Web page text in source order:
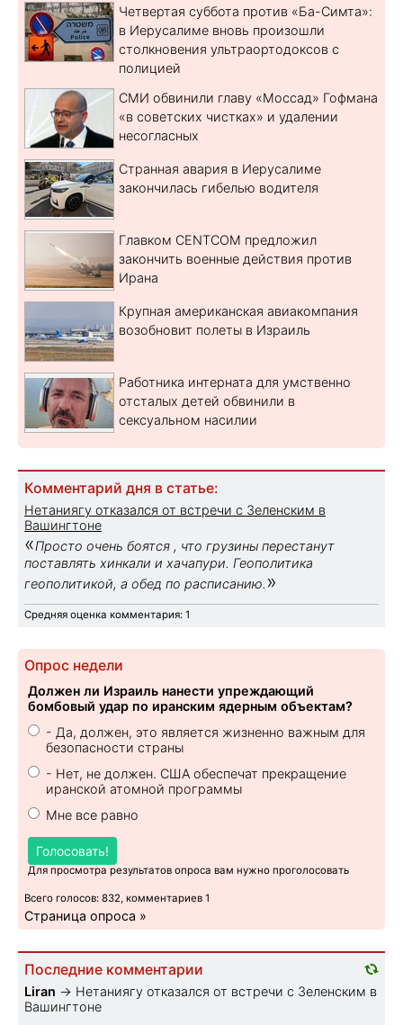
Четвертая суббота против «Ба-Симта»:
в Иерусалиме вновь произошли
столкновения ультраортодоксов с
полицией
СМИ обвинили главу «Моссад» Гофмана
«в советских чистках» и удалении
несогласных
Странная авария в Иерусалиме
закончилась гибелью водителя
Главком CENTCOM предложил
закончить военные действия против
Ирана
Крупная американская авиакомпания
возобновит полеты в Израиль
Работника интерната для умственно
отсталых детей обвинили в
сексуальном насилии
Комментарий дня в статье:
Нетаниягу отказался от встречи с Зеленским в
Вашингтоне
«Просто очень боятся , что грузины перестанут
поставлять хинкали и хачапури. Геополитика
геополитикой, а обед по расписанию. »
Средняя оценка комментария: 1
Опрос недели
Должен ли Израиль нанести упреждающий
бомбовый удар по иранским ядерным объектам?
- Да, должен, это является жизненно важным для
безопасности страны
- Нет, не должен. США обеспечат прекращение
иранской атомной программы
Мне все равно
Голосовать!
Для просмотра результатов опроса вам нужно проголосовать
Всего голосов: 832, комментариев 1
Страница опроса »
Последние комментарии
Liran → Нетаниягу отказался от встречи с Зеленским в
Вашингтоне